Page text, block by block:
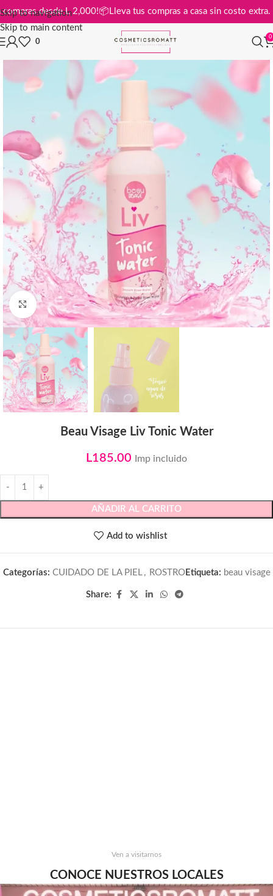
Skip to navigation
Skip to main content
en compras desde L 2,000!📦Lleva tus compras a casa sin costo
0
0
Click to enlarge
Beau Visage Liv Tonic Water
L185.00 Imp incluido
AÑADIR AL CARRITO
Add to wishlist
Categorías: CUIDADO DE LA PIEL , ROSTROEtiqueta: beau visage
Share:
Ven a visitarnos
CONOCE NUESTROS LOCALES